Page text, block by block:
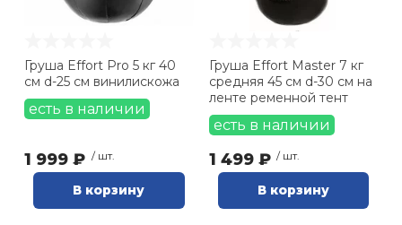
Ролики для
Упоры для
Эспандеры и
Груша Effort Pro 5 кг 40
см d-25 см винилискожа
есть в наличии
1 999 ₽ / шт.
В корзину
Груша Effort Master 7 кг
средняя 45 см d-30 см на
ленте ременной тент
есть в наличии
1 499 ₽ / шт.
В корзину